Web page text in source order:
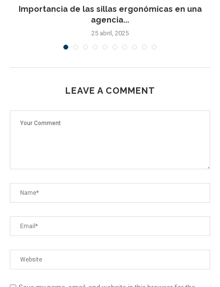
Importancia de las sillas ergonómicas en una
agencia...
25 abril, 2025
LEAVE A COMMENT